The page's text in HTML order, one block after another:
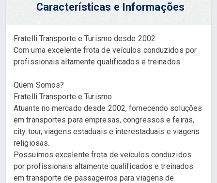
Características e Informações
Fratelli Transporte e Turismo desde 2002
Com uma excelente frota de veículos conduzidos por
profissionais altamente qualificados e treinados.
Quem Somos?
Fratelli Transporte e Turismo
Atuante no mercado desde 2002, fornecendo soluções
em transportes para empresas, congressos e feiras,
city tour, viagens estaduais e interestaduais e viagens
religiosas.
Possuímos excelente frota de veículos conduzidos
por profissionais altamente qualificados e treinados
em transporte de passageiros para viagens de